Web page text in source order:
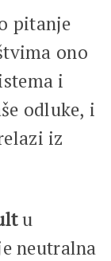
pitanje
ono
i
odluke, i
iz
u
neutralna